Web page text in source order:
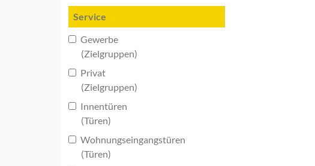
Service
Gewerbe
(Zielgruppen)
Privat
(Zielgruppen)
Innentüren
(Türen)
Wohnungseingangstüren
(Türen)